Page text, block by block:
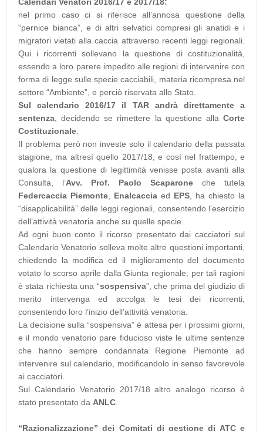
Calendari Venatori 2016/17 e 2017/18:
nel primo caso ci si riferisce all’annosa questione della
“pernice bianca”, e di altri selvatici compresi gli anatidi e i
migratori vietati alla caccia attraverso recenti leggi regionali.
Qui i ricorrenti sollevano la questione di costituzionalità,
essendo a loro parere impedito alle regioni di intervenire con
forma di legge sulle specie cacciabili, materia ricompresa nel
settore “Ambiente”, e perciò riservata allo Stato.
Sul calendario 2016/17 il TAR andrà direttamente a
sentenza, decidendo se rimettere la questione allaCorte
Costituzionale.
Il problema però non investe solo il calendario della passata
stagione, ma altresì quello 2017/18, e così nel frattempo, e
qualora la questione di legittimità venisse posta avanti alla
Consulta, l’Avv. Prof. Paolo Scaparone che tutela
Federcaccia Piemonte, Enalcaccia ed EPS, ha chiesto la
“disapplicabilità” delle leggi regionali, consentendo l’esercizio
dell’attività venatoria anche su quelle specie.
Ad ogni buon conto il ricorso presentato dai cacciatori sul
Calendario Venatorio solleva molte altre questioni importanti,
chiedendo la modifica ed il miglioramento del documento
votato lo scorso aprile dalla Giunta regionale; per tali ragioni
è stata richiesta una “sospensiva”, che prima del giudizio di
merito intervenga ed accolga le tesi dei ricorrenti,
consentendo loro l’inizio dell’attività venatoria.
La decisione sulla “sospensiva” è attesa per i prossimi giorni,
e il mondo venatorio pare fiducioso viste le ultime sentenze
che hanno sempre condannata Regione Piemonte ad
intervenire sul calendario, modificandolo in senso favorevole
ai cacciatori.
Sul Calendario Venatorio 2017/18 altro analogo ricorso è
stato presentato da ANLC.
“Razionalizzazione” dei Comitati di gestione di ATC e